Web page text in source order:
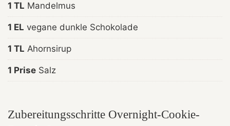
1 TL Mandelmus
1 EL vegane dunkle Schokolade
1 TL Ahornsirup
1 Prise Salz
Zubereitungsschritte Overnight-Cookie-